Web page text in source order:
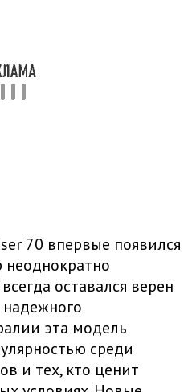
70 впервые появился
неоднократно
оставался верен
эта модель
среди
и тех, кто ценит